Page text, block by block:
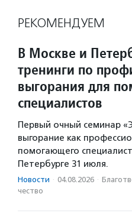
РЕКОМЕНДУЕМ
В Москве и
тренинги по
выгорания для
специалистов
Первый очный семинар
выгорание как
помогающего
Петербурге 31 июля.
Новости · 04.08.2026 ·
чест­во